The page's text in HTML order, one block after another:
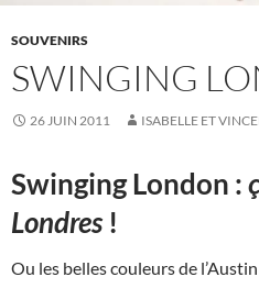
SOUVENIRS
SWINGING
26 JUIN 2011 ISABELLE ET
Swinging London :
Londres!
Ou les belles couleurs de